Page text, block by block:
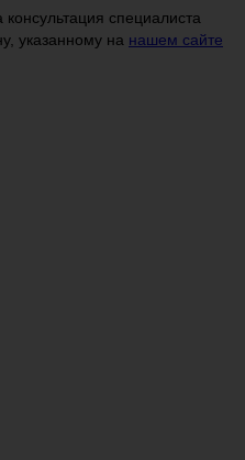
специалиста
указанному на нашем сайте